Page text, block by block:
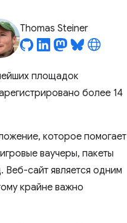
Thomas Steiner
площадок
более 14
которое помогает
ваучеры, пакеты
Веб-сайт является одним
крайне важно